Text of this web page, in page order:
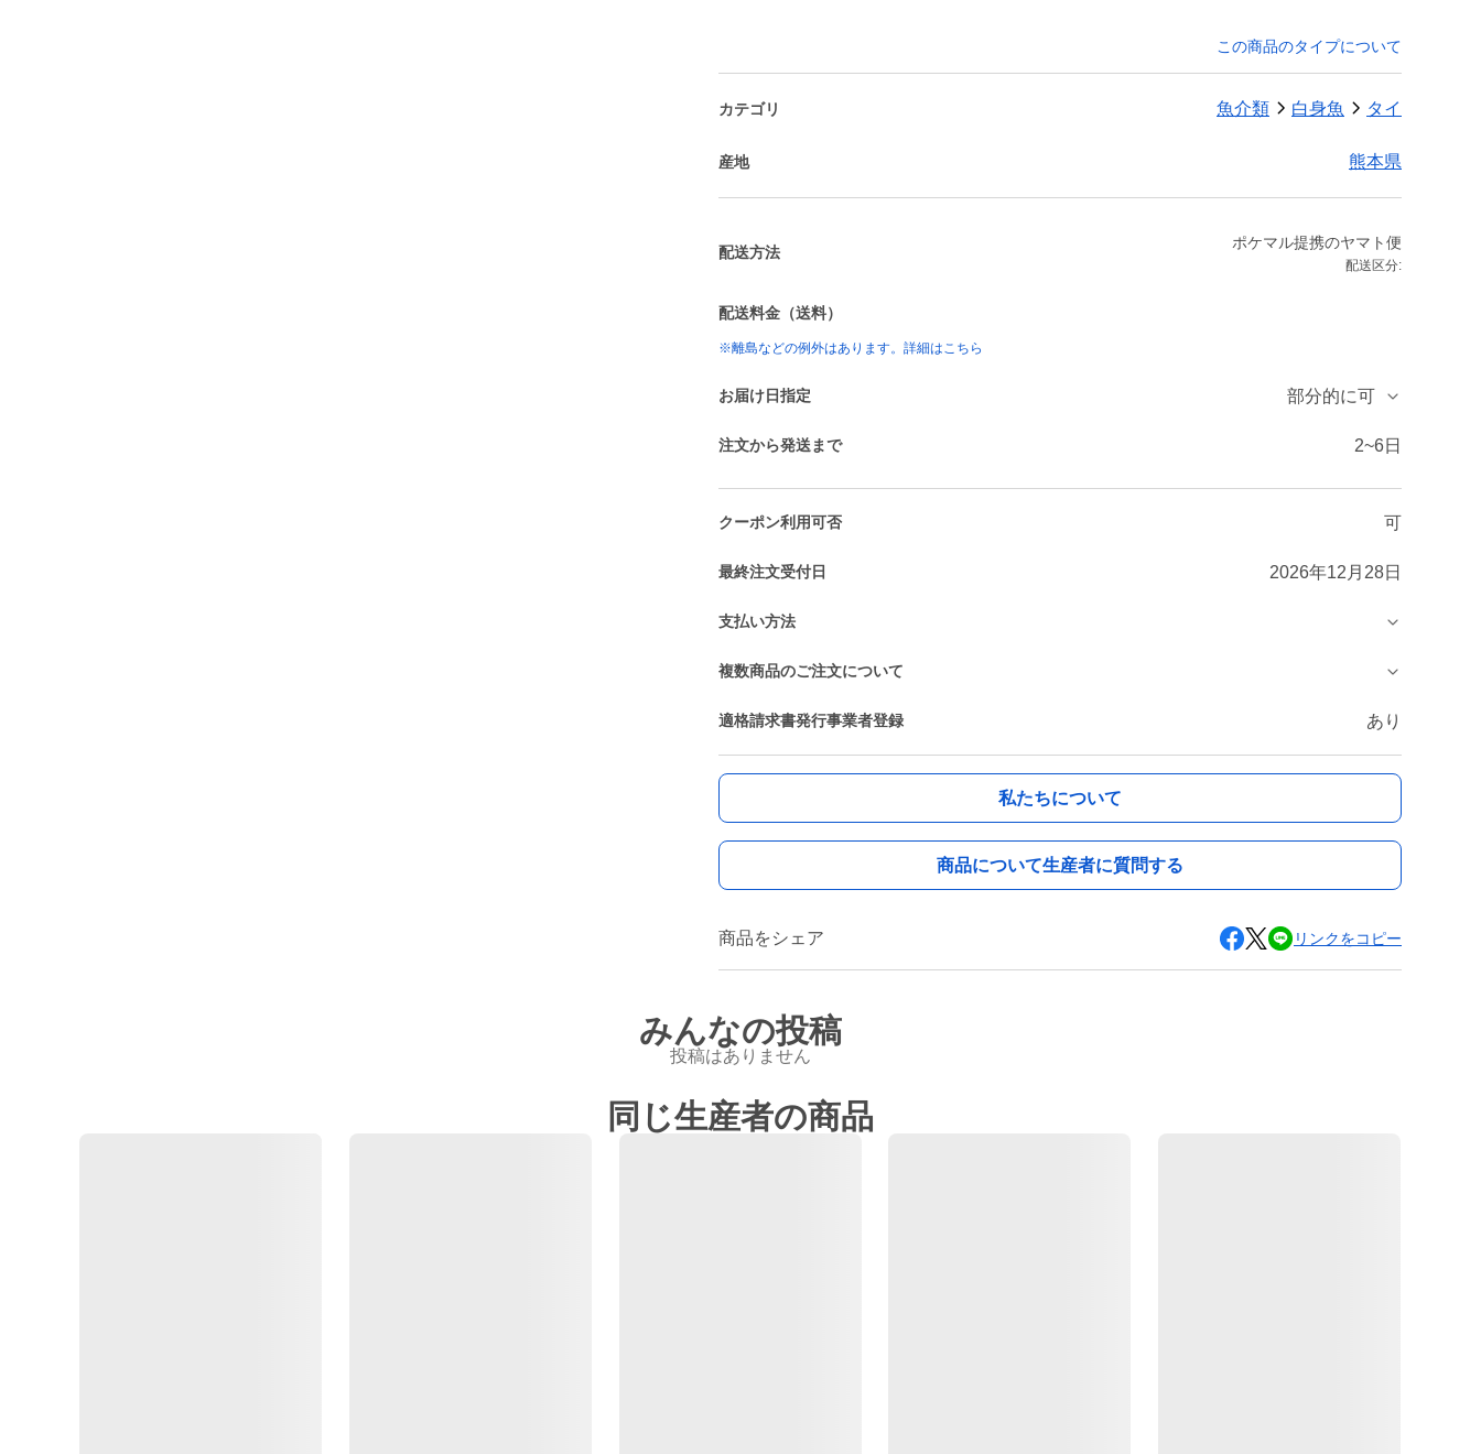
この商品のタイプについて
カテゴリ 魚介類 白身魚 タイ
産地 熊本県
配送方法
ポケマル提携のヤマト便
配送区分:
配送料金（送料）
※離島などの例外はあります。詳細はこちら
お届け日指定 部分的に可
注文から発送まで 2~6日
クーポン利用可否 可
最終注文受付日 2026年12月28日
支払い方法
複数商品のご注文について
適格請求書発行事業者登録 あり
私たちについて
商品について生産者に質問する
商品をシェア リンクをコピー
みんなの投稿
投稿はありません
同じ生産者の商品